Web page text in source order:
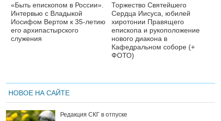
«Быть епископом в России».
Интервью с Владыкой
Иосифом Вертом к 35-летию
его архипастырского
служения
Торжество Святейшего
Сердца Иисуса, юбилей
хиротонии Правящего
епископа и рукоположение
нового диакона в
Кафедральном соборе (+
ФОТО)
НОВОЕ НА САЙТЕ
Редакция СКГ в отпуске